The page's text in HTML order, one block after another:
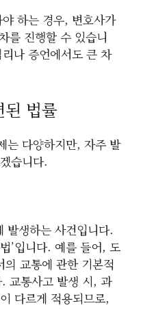
하는 경우, 변호사가
를 진행할 수 있습니
나 증언에서도 큰 차
법률
는 다양하지만, 자주 발
습니다.
발생하는 사건입니다.
’입니다. 예를 들어, 도
교통에 관한 기본적
교통사고 발생 시, 과
다르게 적용되므로,